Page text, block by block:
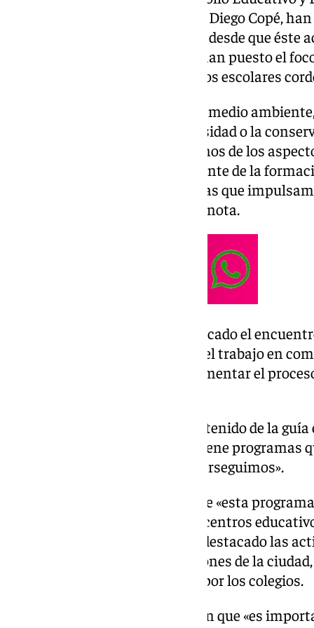
Junta de Andalucía en Córdoba, Diego Copé,
primer encuentro institucional desde que éste
en la que ambos responsables han puesto el
la educación en valores» entre los escolares
Así, valores como el cuidado del medio
la igualdad, el respeto a la diversidad o la
ciudad en la que viven son algunos de los
destacado como «parte importante de la
esencial que desde los programas que
a ello», ha indicado Ruiz en una nota.
Al respecto, la delegada ha calificado el
importante que fortalezcamos el trabajo en
administraciones para complementar el
Ruiz ha mostrado a Copé el contenido de la
Delegación, «una guía que contiene
esa educación en valores que perseguimos».
Además, la edil ha recordado que «esta
en cuenta las demandas de los centros
de los diferentes talleres», y ha destacado las
educación vial o con las tradiciones de la
algunas de las más solicitadas por los colegios.
Copé, por su lado, ha insistido en que «es